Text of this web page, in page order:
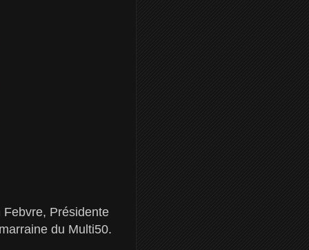
Présidente
du Multi50.